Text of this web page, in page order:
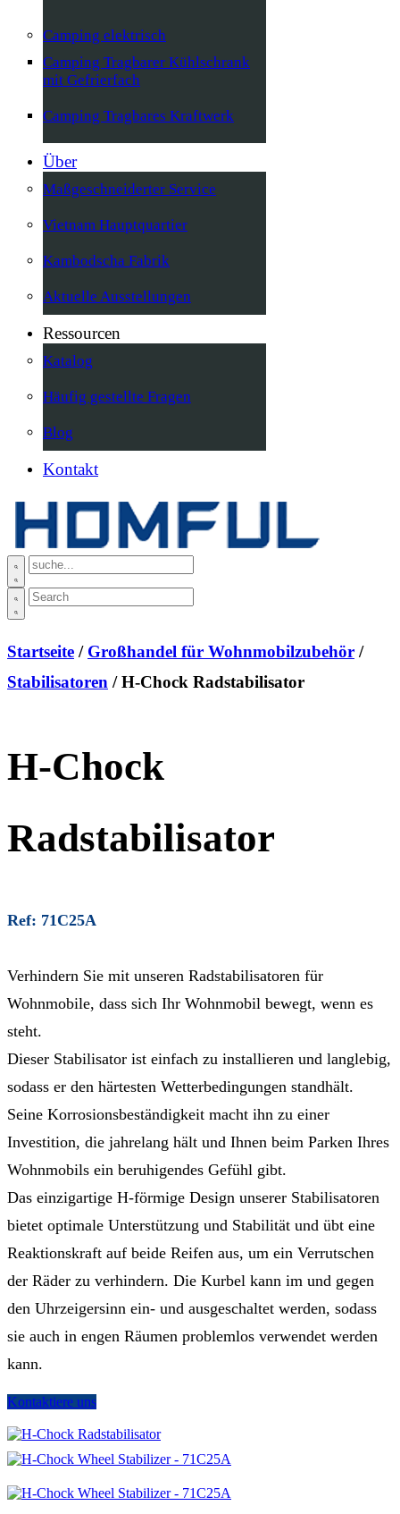
Camping elektrisch
Camping Tragbarer Kühlschrank
mit Gefrierfach
Camping Tragbares Kraftwerk
Über
Maßgeschneiderter Service
Vietnam Hauptquartier
Kambodscha Fabrik
Aktuelle Ausstellungen
Ressourcen
Katalog
Häufig gestellte Fragen
Blog
Kontakt
Startseite / Großhandel für Wohnmobilzubehör /
Stabilisatoren / H-Chock Radstabilisator
H-Chock
Radstabilisator
Ref: 71C25A
Verhindern Sie mit unseren Radstabilisatoren für
Wohnmobile, dass sich Ihr Wohnmobil bewegt, wenn es
steht.
Dieser Stabilisator ist einfach zu installieren und langlebig,
sodass er den härtesten Wetterbedingungen standhält.
Seine Korrosionsbeständigkeit macht ihn zu einer
Investition, die jahrelang hält und Ihnen beim Parken Ihres
Wohnmobils ein beruhigendes Gefühl gibt.
Das einzigartige H-förmige Design unserer Stabilisatoren
bietet optimale Unterstützung und Stabilität und übt eine
Reaktionskraft auf beide Reifen aus, um ein Verrutschen
der Räder zu verhindern. Die Kurbel kann im und gegen
den Uhrzeigersinn ein- und ausgeschaltet werden, sodass
sie auch in engen Räumen problemlos verwendet werden
kann.
Kontaktiere uns